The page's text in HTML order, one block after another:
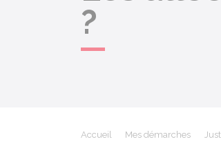
?
Accueil Mes démarches